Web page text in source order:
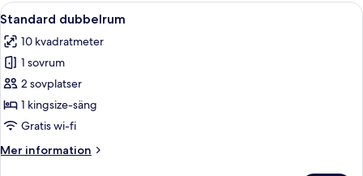
Öppna
alla
foton
för
Standard
dubbelrum
En snyggt bäddad säng med vita
4
Standard dubbelrum
10 kvadratmeter
1 sovrum
2 sovplatser
1 kingsize-säng
Gratis wi-fi
Mer information
Mer